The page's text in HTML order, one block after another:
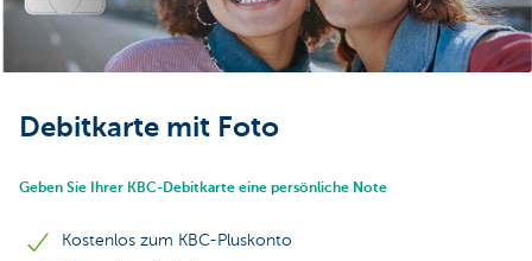
Particulieren
Debitkarte mit Foto
Geben Sie Ihrer KBC-Debitkarte eine persönliche Note
Kostenlos zum KBC-Pluskonto